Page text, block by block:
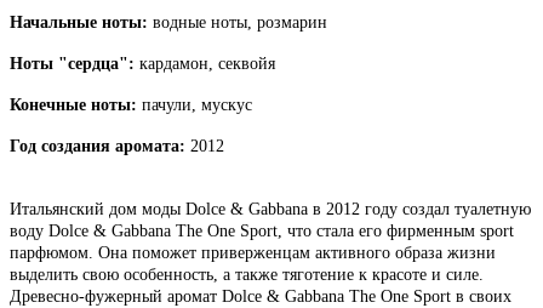
Начальные ноты: водные ноты, розмарин
Ноты "сердца": кардамон, секвойя
Конечные ноты: пачули, мускус
Год создания аромата: 2012
Итальянский дом моды Dolce & Gabbana в 2012 году создал туалетную
воду Dolce & Gabbana The One Sport, что стала его фирменным sport
парфюмом. Она поможет приверженцам активного образа жизни
выделить свою особенность, а также тяготение к красоте и силе.
Древесно-фужерный аромат Dolce & Gabbana The One Sport в своих